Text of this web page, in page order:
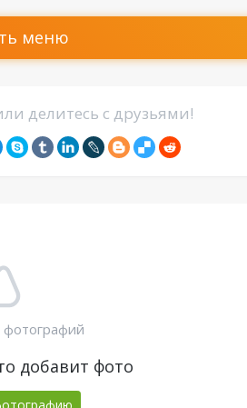
меню
делитесь с друзьями!
добавит фото